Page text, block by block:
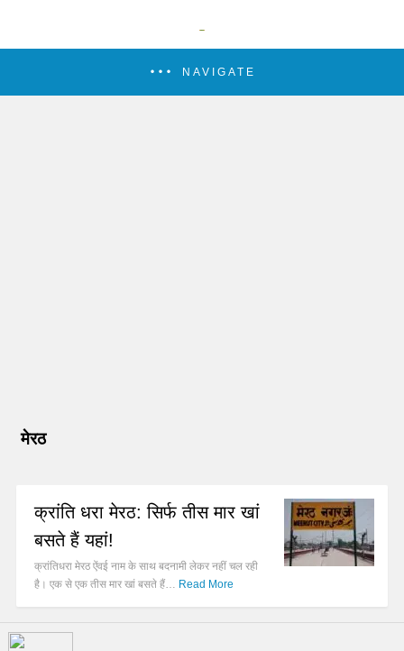
NAVIGATE
मेरठ
क्रांति धरा मेरठ: सिर्फ तीस मार खां
बसते हैं यहां!
क्रांतिधरा मेरठ ऐंवई नाम के साथ बदनामी लेकर नहीं चल रही
है। एक से एक तीस मार खां बसते हैं… Read More